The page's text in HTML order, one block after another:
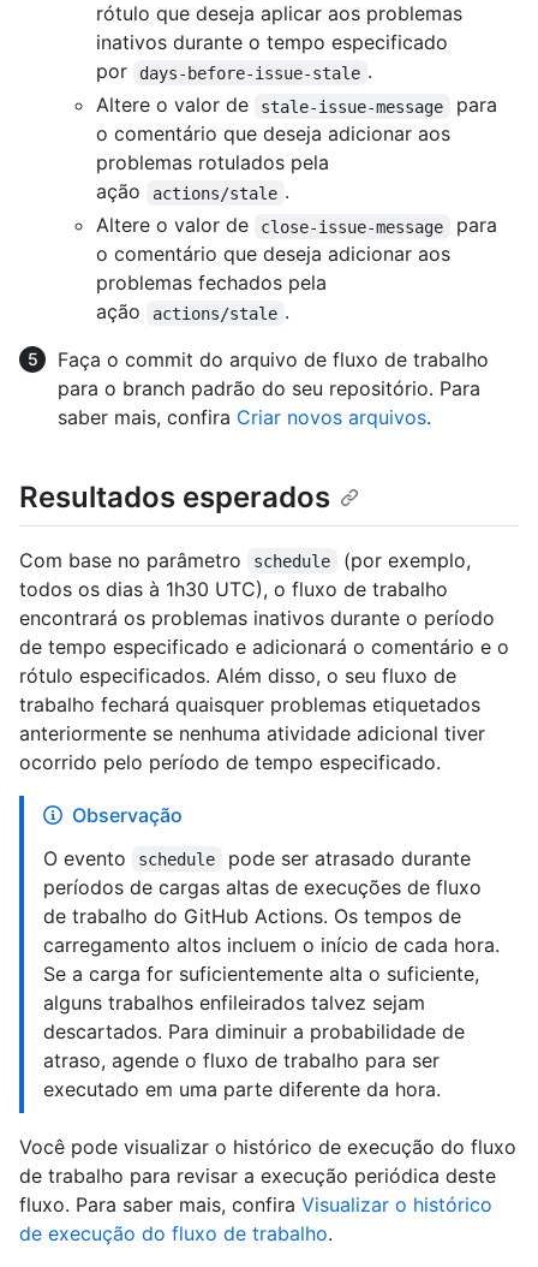
rótulo que deseja aplicar aos problemas
inativos durante o tempo especificado
por
days-before-issue-stale .
Altere o valor de
stale-issue-message
para
o comentário que deseja adicionar aos
problemas rotulados pela
ação
actions/stale .
Altere o valor de
close-issue-message
para
o comentário que deseja adicionar aos
problemas fechados pela
ação
actions/stale .
Faça o commit do arquivo de fluxo de trabalho
para o branch padrão do seu repositório. Para
saber mais, confira Criar novos arquivos.
Resultados esperados
Com base no parâmetro schedule
(por exemplo,
todos os dias à 1h30 UTC), o fluxo de trabalho
encontrará os problemas inativos durante o período
de tempo especificado e adicionará o comentário e o
rótulo especificados. Além disso, o seu fluxo de
trabalho fechará quaisquer problemas etiquetados
anteriormente se nenhuma atividade adicional tiver
ocorrido pelo período de tempo especificado.
Observação
O evento
schedule
pode ser atrasado durante
períodos de cargas altas de execuções de fluxo
de trabalho do GitHub Actions. Os tempos de
carregamento altos incluem o início de cada hora.
Se a carga for suficientemente alta o suficiente,
alguns trabalhos enfileirados talvez sejam
descartados. Para diminuir a probabilidade de
atraso, agende o fluxo de trabalho para ser
executado em uma parte diferente da hora.
Você pode visualizar o histórico de execução do fluxo
de trabalho para revisar a execução periódica deste
fluxo. Para saber mais, confira Visualizar o histórico
de execução do fluxo de trabalho.